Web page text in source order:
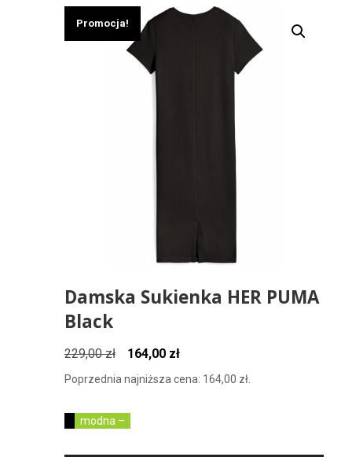
Promocja!
Damska Sukienka HER PUMA
Black
229,00zł
Pierwotna
cena
229,00 zł.
164,00 złAktualna
cena
Poprzednia najniższa cena: 164,00 zł.
modna –